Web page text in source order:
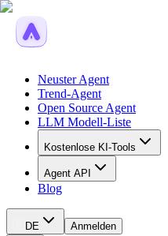
Neuster Agent
Trend-Agent
Open Source Agent
LLM Modell-Liste
Kostenlose KI-Tools
Agent API
Blog
DE
Anmelden